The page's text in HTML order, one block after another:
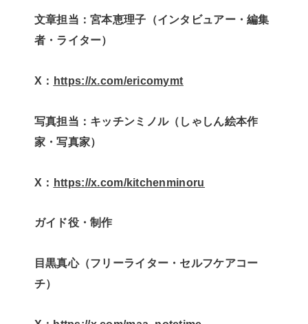
文章担当：宮本恵理子（インタビュアー・編集
者・ライター）
X： ⁠⁠https://x.com/ericomymt⁠⁠
写真担当：キッチンミノル（しゃしん絵本作
家・写真家）
X： ⁠⁠https://x.com/kitchenminoru⁠⁠
ガイド役・制作
目黒真心（フリーライター・セルフケアコー
チ）